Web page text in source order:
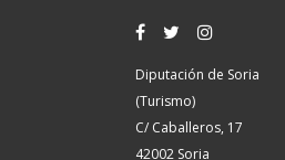
Diputación de Soria
(Turismo)
C/ Caballeros, 17
42002 Soria